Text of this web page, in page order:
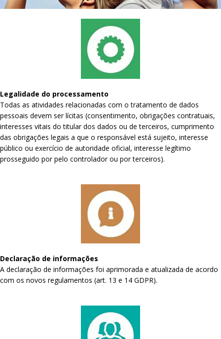
Legalidade do processamento
Todas as atividades relacionadas com o tratamento de dados
pessoais devem ser lícitas (consentimento, obrigações contratuais,
interesses vitais do titular dos dados ou de terceiros, cumprimento
das obrigações legais a que o responsável está sujeito, interesse
público ou exercício de autoridade oficial, interesse legítimo
prosseguido por pelo controlador ou por terceiros).
Declaração de informações
A declaração de informações foi aprimorada e atualizada de acordo
com os novos regulamentos (art. 13 e 14 GDPR).